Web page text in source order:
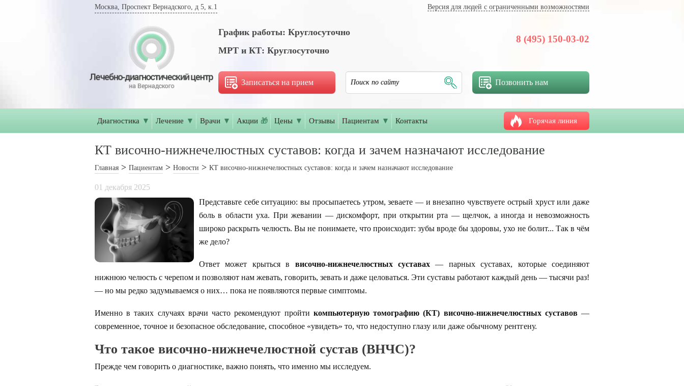
Москва, Проспект Вернадского, д 5, к.1 Версия для людей с ограниченными возможностями
График работы: Круглосуточно
МРТ и КТ: Круглосуточно
8 (495) 150-03-02
Записаться на прием Позвонить нам
Диагностика ▼ Лечение ▼ Врачи ▼ Акции 🎁 Цены ▼ Отзывы Пациентам ▼ Контакты Горячая линия
КТ височно-нижнечелюстных суставов: когда и зачем назначают исследование
Главная Пациентам Новости КТ височно-нижнечелюстных суставов: когда и зачем назначают исследование
01 декабря 2025
Представьте себе ситуацию: вы просыпаетесь утром, зеваете — и внезапно чувствуете острый хруст или даже
боль в области уха. При жевании — дискомфорт, при открытии рта — щелчок, а иногда и невозможность
широко раскрыть челюсть. Вы не понимаете, что происходит: зубы вроде бы здоровы, ухо не болит... Так в чём
же дело?
Ответ может крыться в височно-нижнечелюстных суставах — парных суставах, которые соединяют
нижнюю челюсть с черепом и позволяют нам жевать, говорить, зевать и даже целоваться. Эти суставы работают каждый день — тысячи раз!
— но мы редко задумываемся о них… пока не появляются первые симптомы.
Именно в таких случаях врачи часто рекомендуют пройти компьютерную томографию (КТ) височно-нижнечелюстных суставов —
современное, точное и безопасное обследование, способное «увидеть» то, что недоступно глазу или даже обычному рентгену.
Что такое височно-нижнечелюстной сустав (ВНЧС)?
Прежде чем говорить о диагностике, важно понять, что именно мы исследуем.